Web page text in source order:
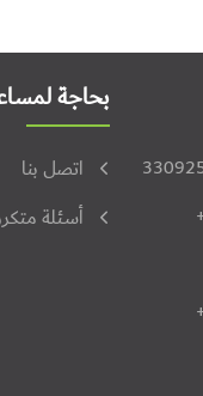
بحاجة
اتصل بنا
أسئلة